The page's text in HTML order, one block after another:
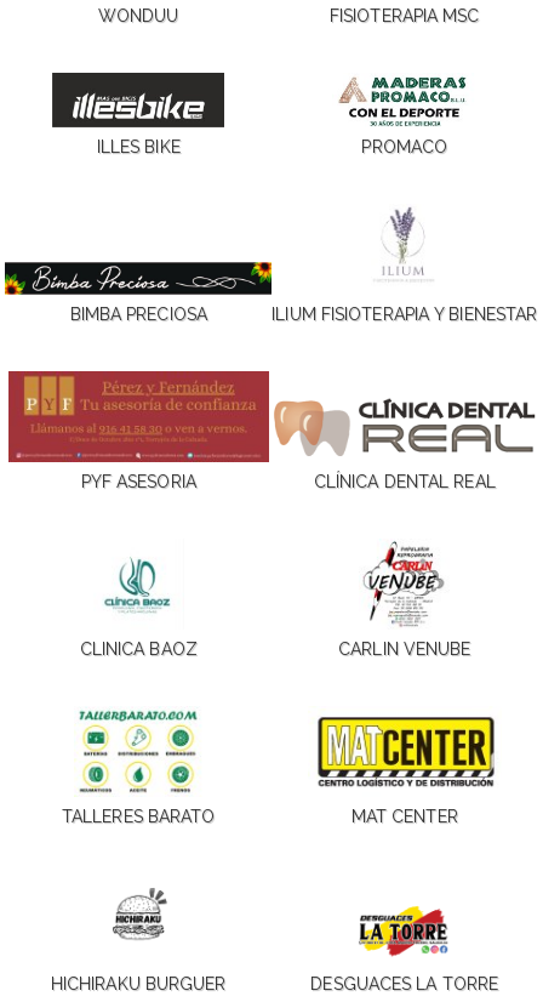
WONDUU FISIOTERAPIA MSC
ILLES BIKE PROMACO
BIMBA PRECIOSA ILIUM FISIOTERAPIA Y BIENESTAR
PYF ASESORIA CLÍNICA DENTAL REAL
CLINICA BAOZ CARLIN VENUBE
TALLERES BARATO MAT CENTER
HICHIRAKU BURGUER DESGUACES LA TORRE